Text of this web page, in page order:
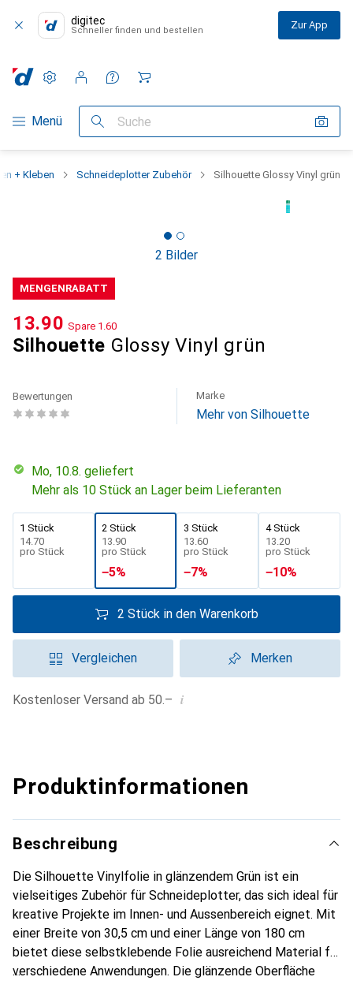
digitec
Schneller finden und bestellen Zur App
Navigation nach Kategorien
Menü Suche
Einstellungen
Kundenkonto
Vergleichslisten
Merklisten
Warenkorb
+ Kleben Schneideplotter Zubehör Silhouette Glossy Vinyl grün
2 Bilder
MENGENRABATT
Silhouette Glossy Vinyl grün
CHF
13.90 Spare CHF
1.60
Bewertungen Marke
Mehr von Silhouette
Mo, 10.8. geliefert
Mehr als 10 Stück an Lager beim Lieferanten
1 Stück
CHF
14.70
pro Stück
2 Stück
CHF
13.90
pro Stück
−5%
3 Stück
CHF
13.60
pro Stück
−7%
4 Stück
CHF
13.20
pro Stück
−10%
2 Stück in den Warenkorb
Vergleichen Merken
Kostenloser Versand ab 50.– i
Produktinformationen
Beschreibung
Die Silhouette Vinylfolie in glänzendem Grün ist ein
vielseitiges Zubehör für Schneideplotter, das sich ideal für
kreative Projekte im Innen- und Aussenbereich eignet. Mit
einer Breite von 30,5 cm und einer Länge von 180 cm
bietet diese selbstklebende Folie ausreichend Material für
verschiedene Anwendungen. Die glänzende Oberfläche